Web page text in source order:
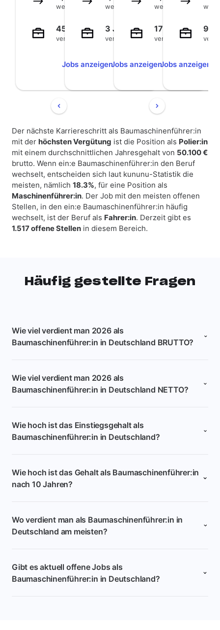
wechseln hier hin
455 Jobs
verfügbar
Jobs anzeigen
wechseln hier hin
3 Jobs
verfügbar
Jobs anzeigen
wechseln hier hin
173 Jobs
verfügbar
Jobs anzeigen
90
Der nächste Karriereschritt als Baumaschinenführer:in
mit der höchsten Vergütung ist die Position als Polier:in
mit einem durchschnittlichen Jahresgehalt von 50.100 €
brutto. Wenn ein:e Baumaschinenführer:in den Beruf
wechselt, entscheiden sich laut kununu-Statistik die
meisten, nämlich 18.3%, für eine Position als
Maschinenführer:in. Der Job mit den meisten offenen
Stellen, in den ein:e Baumaschinenführer:in häufig
wechselt, ist der Beruf als Fahrer:in. Derzeit gibt es
1.517 offene Stellen in diesem Bereich.
Häufig gestellte Fragen
Wie viel verdient man 2026 als
Baumaschinenführer:in in Deutschland BRUTTO?
Wie viel verdient man 2026 als
Baumaschinenführer:in in Deutschland NETTO?
Wie hoch ist das Einstiegsgehalt als
Baumaschinenführer:in in Deutschland?
Wie hoch ist das Gehalt als Baumaschinenführer:in
nach 10 Jahren?
Wo verdient man als Baumaschinenführer:in in
Deutschland am meisten?
Gibt es aktuell offene Jobs als
Baumaschinenführer:in in Deutschland?